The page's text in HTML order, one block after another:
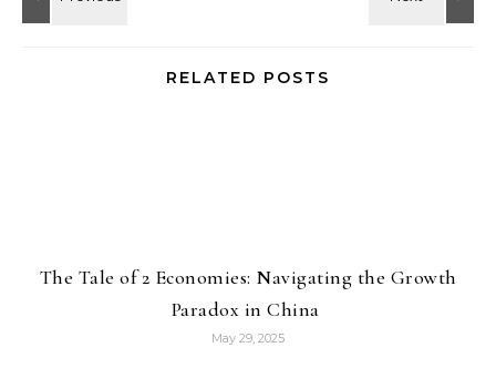
RELATED POSTS
The Tale of 2 Economies: Navigating the Growth
Paradox in China
May 29, 2025